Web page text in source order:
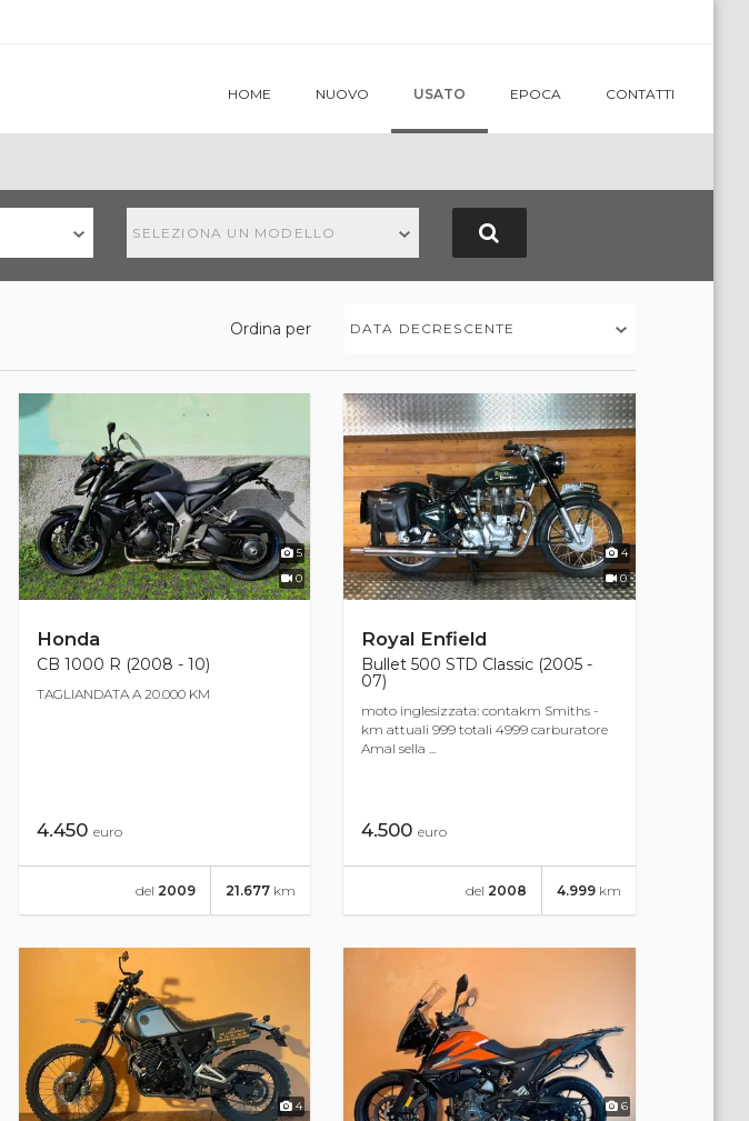
HOME NUOVO USATO EPOCA CONTATTI
SELEZIONA UN MODELLO
Ordina per DATA DECRESCENTE
5
0
Honda
CB 1000 R (2008 - 10)
TAGLIANDATA A 20.000 KM
4.450 euro
21.677 km
del 2009
4
0
Royal Enfield
Bullet 500 STD Classic (2005 -
07)
moto inglesizzata: contakm Smiths -
km attuali 999 totali 4999 carburatore
Amal sella ...
4.500euro
4.999 km
del 2008
4
6